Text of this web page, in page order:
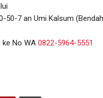
7 an Umi Kalsum
ke No WA 0822-5964-5551